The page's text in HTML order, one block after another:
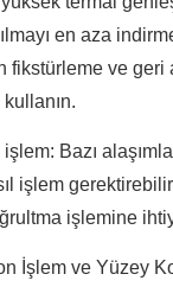
en aza
fikstürleme ve geri
Bazı
işlem
işlemine
İşlem ve Yüzey